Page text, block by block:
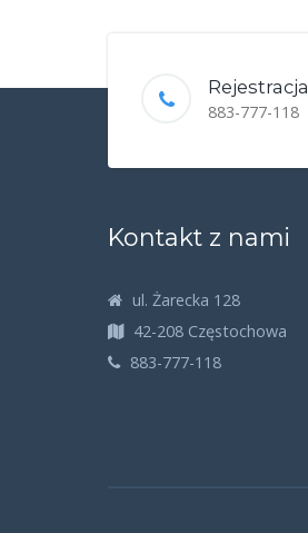
Rejestracja
883-777-118
Kontakt z nami
ul. Żarecka 128
42-208 Częstochowa
883-777-118